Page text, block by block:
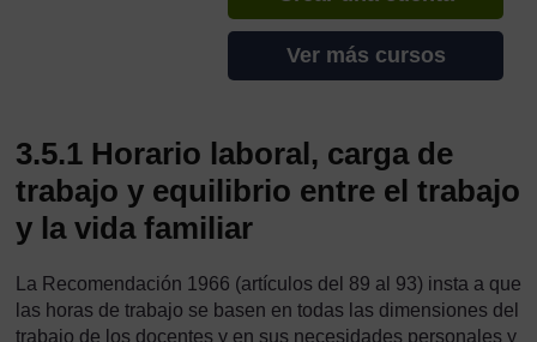
Ver más cursos
3.5.1 Horario laboral, carga de
trabajo y equilibrio entre el trabajo
y la vida familiar
La Recomendación 1966 (artículos del 89 al 93) insta a que
las horas de trabajo se basen en todas las dimensiones del
trabajo de los docentes y en sus necesidades personales y